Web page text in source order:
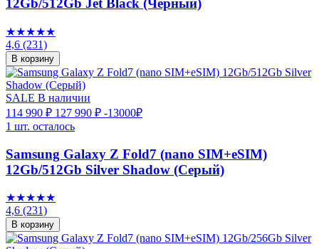
12Gb/512Gb Jet Black (Чёрный)
★★★★★
4,6 (231)
В корзину
SALE В наличии
114 990 ₽ 127 990 ₽ -13000₽
1 шт. осталось
Samsung Galaxy Z Fold7 (nano SIM+eSIM)
12Gb/512Gb Silver Shadow (Серый)
★★★★★
4,6 (231)
В корзину